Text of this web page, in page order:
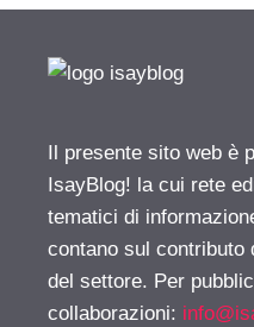
Il presente sito web è
IsayBlog! la cui rete
tematici di
contano sul contributo
del settore. Per
collaborazioni: